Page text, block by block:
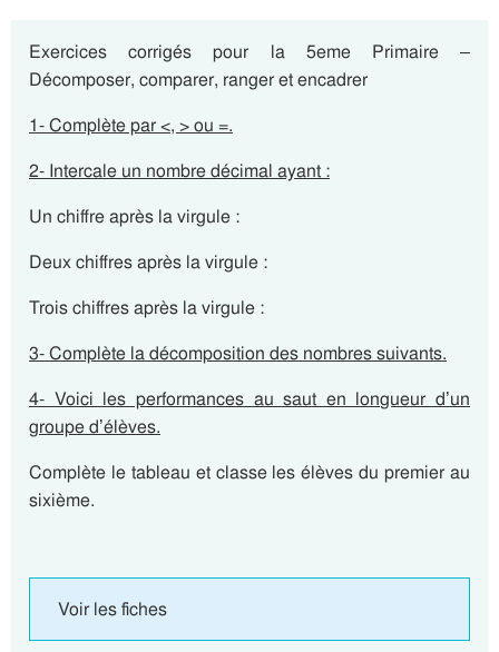
Exercices corrigés pour la 5eme Primaire –
Décomposer, comparer, ranger et encadrer
1- Complète par <, > ou =.
2- Intercale un nombre décimal ayant :
Un chiffre après la virgule :
Deux chiffres après la virgule :
Trois chiffres après la virgule :
3- Complète la décomposition des nombres suivants.
4- Voici les performances au saut en longueur d’un
groupe d’élèves.
Complète le tableau et classe les élèves du premier au
sixième.
Voir les fiches